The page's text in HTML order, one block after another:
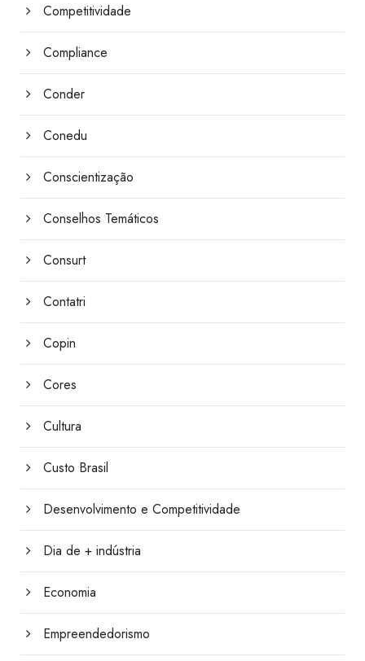
Competitividade
Compliance
Conder
Conedu
Conscientização
Conselhos Temáticos
Consurt
Contatri
Copin
Cores
Cultura
Custo Brasil
Desenvolvimento e Competitividade
Dia de + indústria
Economia
Empreendedorismo